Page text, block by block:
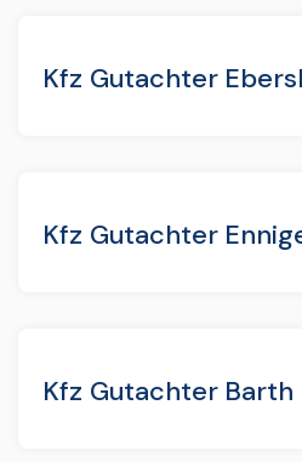
Kfz Gutachter
Kfz Gutachter
Kfz Gutachter Barth